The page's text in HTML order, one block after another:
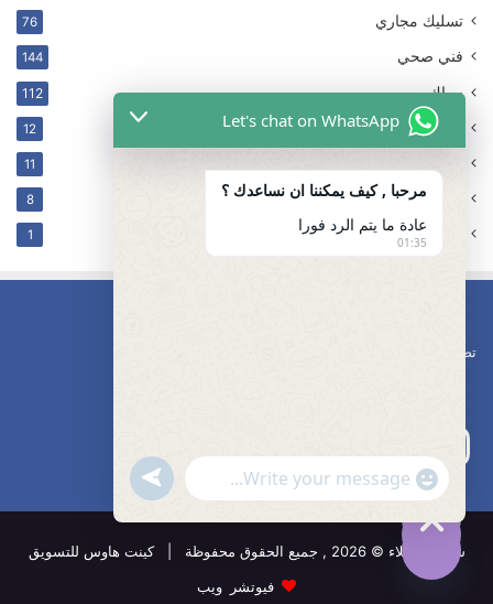
تسليك مجاري 76
فني صحي 144
سباك 112
ترکیب فلتر 12
11
كهربائي 8
تسليك مجاري محافظه مبارك الكبير 1
تصليح مضخات
شركة الوكلاء © 2026 , جميع الحقوق محفوظة | كينت هاوس للتسويق
فيوتشر ويب
Hide
chaty
Let's chat on WhatsApp
مرحبا , كيف يمكننا ان نساعدك ؟
عادة ما يتم الرد فورا
01:35
"+chaty_settings.lang.emoji_picker+"
WhatsApp
undefined